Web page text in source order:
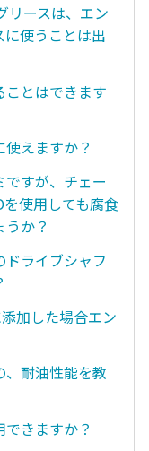
リースは、エン
使うことは出
ことはできます
えますか？
すが、チェー
使用しても腐食
か？
ライブシャフ
加した場合エン
、耐油性能を教
きますか？